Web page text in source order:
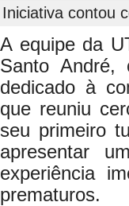
Iniciativa contou
A equipe da
Santo André,
dedicado à
que reuniu
seu primeiro
apresentar
experiência
prematuros.